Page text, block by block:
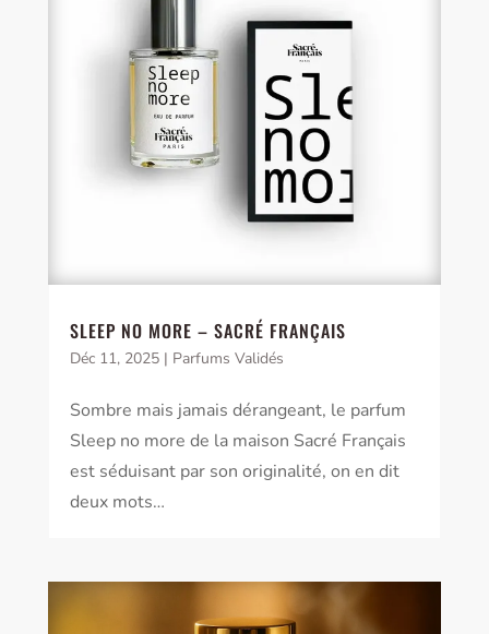
SLEEP NO MORE – SACRÉ FRANÇAIS
Déc 11, 2025| Parfums Validés
Sombre mais jamais dérangeant, le parfum
Sleep no more de la maison Sacré Français
est séduisant par son originalité, on en dit
deux mots…